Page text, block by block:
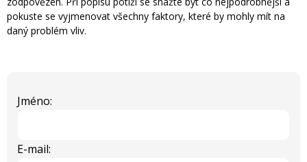
pokuste se vyjmenovat všechny faktory, které by mohly mít na
daný problém vliv.
Jméno:
E-mail: